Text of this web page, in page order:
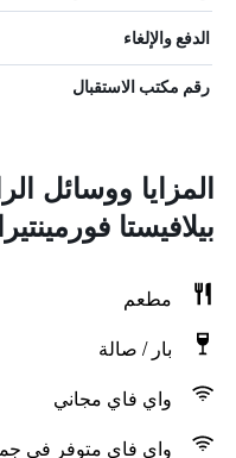
الدفع والإلغاء
رقم مكتب الاستقبال
المزايا ووسائل
بيلافيستا فورمينتيرا
مطعم
بار / صالة
واي فاي مجاني
واي فاي متوفر في